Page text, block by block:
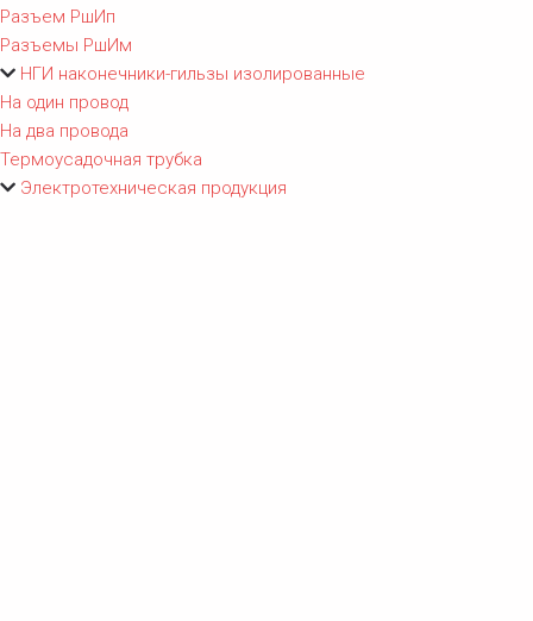
Разъем РшИп
Разъемы РшИм
НГИ наконечники-гильзы изолированные
На один провод
На два провода
Термоусадочная трубка
Электротехническая продукция